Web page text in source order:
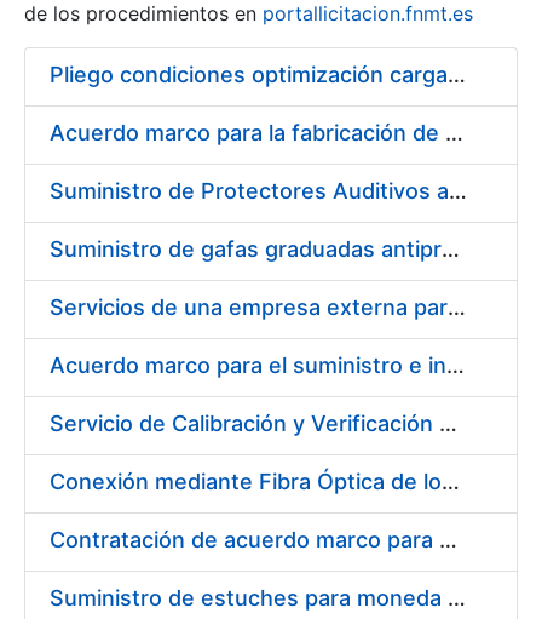
de los procedimientos en portallicitacion.fnmt.es
Pliego condiciones optimización cargas compras firmado
Acuerdo marco para la fabricación de piezas
Suministro de Protectores Auditivos a medida para las personas trabajadoras de los Centros de Trabajo de Madrid y Burgos
Suministro de gafas graduadas antiproyecciones para los trabajadores de la FNMT-RCM en los centros de trabajo de Madrid y Burgos
Servicios de una empresa externa para el asesoramiento y resolución de los recursos de alzada que se presentan relacionados con procesos de selección para la FNMT-RCM
Acuerdo marco para el suministro e instalación de persianas, estores y otros complementos
Servicio de Calibración y Verificación Externa de los Equipos de Medición del Servicio de Prevención de la FNMT-RCM
Conexión mediante Fibra Óptica de los Centros de Proceso de Datos (CPDs) de las sedes de la FNMT-RCM de Burgos y Madrid
Contratación de acuerdo marco para el Suministro de Material de Electricidad para la Fábrica Nacional de Moneda y Timbre-Real Casa de la Moneda en su centro de trabajo de Burgos
Suministro de estuches para moneda de 30 €